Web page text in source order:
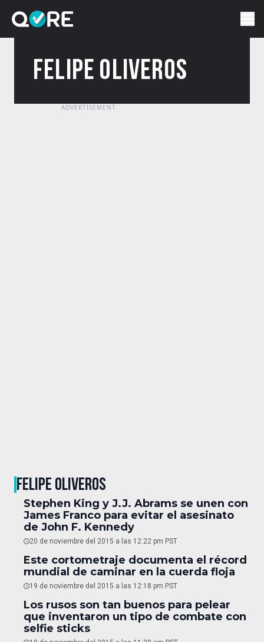
FELIPE OLIVEROS
FELIPE OLIVEROS
Stephen King y J.J. Abrams se unen con
James Franco para evitar el asesinato
de John F. Kennedy
20 de noviembre del 2015 a las 12:22 pm PST
Este cortometraje documenta el récord
mundial de caminar en la cuerda floja
19 de noviembre del 2015 a las 12:18 pm PST
Los rusos son tan buenos para pelear
que inventaron un tipo de combate con
selfie sticks